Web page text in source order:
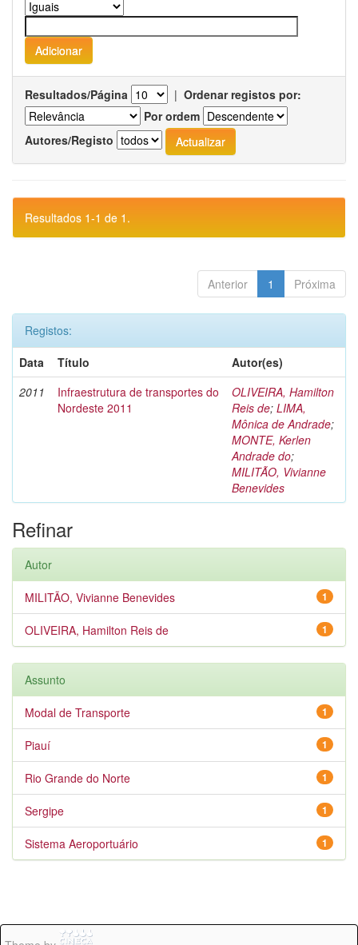
Resultados/Página | Ordenar registos por:
Por ordem
Autores/Registo
Resultados 1-1 de 1.
Anterior 1 Próxima
Registos:
Data
Título
Autor(es)
2011
Infraestrutura de transportes do
Nordeste 2011
OLIVEIRA, Hamilton
Reis de; LIMA,
Mônica de Andrade;
MONTE, Kerlen
Andrade do;
MILITÃO, Vivianne
Benevides
Refinar
Autor
1
MILITÃO, Vivianne Benevides
1
OLIVEIRA, Hamilton Reis de
Assunto
1
Modal de Transporte
1
Piauí
1
Rio Grande do Norte
1
Sergipe
1
Sistema Aeroportuário